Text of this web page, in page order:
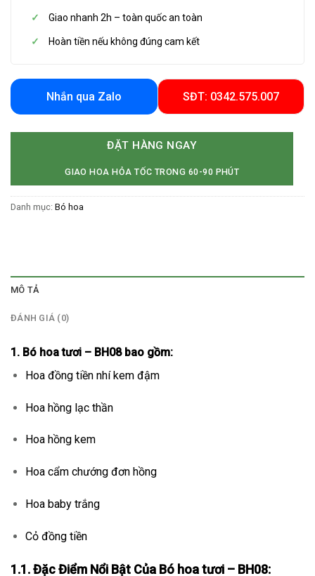
Giao nhanh 2h – toàn quốc an toàn
Hoàn tiền nếu không đúng cam kết
Nhắn qua Zalo SĐT: 0342.575.007
ĐẶT HÀNG NGAY
GIAO HOA HỎA TỐC TRONG 60-90 PHÚT
Danh mục: Bó hoa
MÔ TẢ
ĐÁNH GIÁ (0)
1. Bó hoa tươi – BH08 bao gồm:
Hoa đồng tiền nhí kem đậm
Hoa hồng lạc thần
Hoa hồng kem
Hoa cẩm chướng đơn hồng
Hoa baby trắng
Cỏ đồng tiền
1.1. Đặc Điểm Nổi Bật Của Bó hoa tươi – BH08: